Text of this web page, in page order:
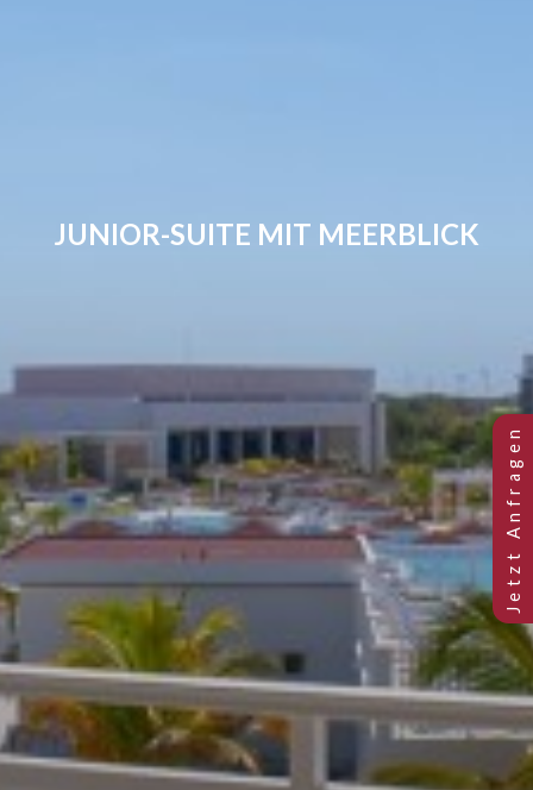
JUNIOR-SUITE MIT MEERBLICK